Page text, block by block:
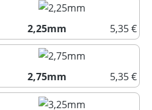
2,25mm
5,35 €
2,25mm
2,75mm
5,35 €
2,75mm